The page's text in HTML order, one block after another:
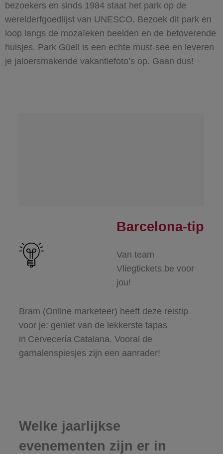
bezoekers en sinds 1984 staat het park op de
werelderfgoedlijst van UNESCO. Bezoek dit park en
loop langs de mozaïeken beelden en de betoverende
huisjes. Park Güell is een echte must-see en leveren
je jaloersmakende vakantiefoto’s op. Gaan dus!
Barcelona-tip
Van team
Vliegtickets.be voor
jou!
Bram (Online marketeer) heeft deze reistip
voor je: geniet van de lekkerste tapas
in Cervecería Catalana. Vooral de
garnalenspiesjes zijn een aanrader!
Welke jaarlijkse
evenementen zijn er in